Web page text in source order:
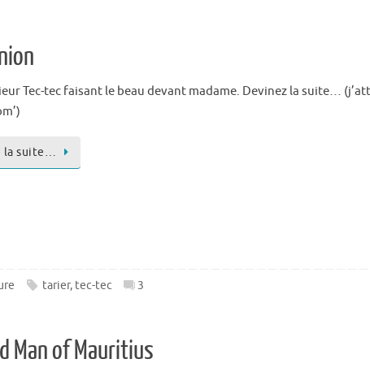
Tec-tec faisant le beau devant madame. Devinez la suite…
la suite…
tarier, tec-tec 3
Man of Mauritius